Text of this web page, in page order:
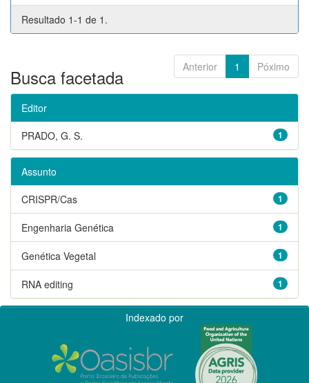
Resultado 1-1 de 1.
Anterior 1 Póximo
Busca facetada
Editor
1
PRADO, G. S.
Assunto
1
CRISPR/Cas
1
Engenharia Genética
1
Genética Vegetal
1
RNA editing
Indexado por